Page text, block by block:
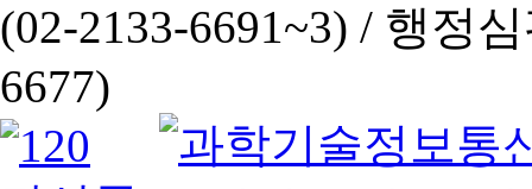
(02-2133-6691~3) / 행정심
6677)